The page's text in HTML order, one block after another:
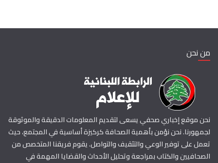
من نحن
نحن موقع إخباري صحفي يسعى لتقديم المعلومات الدقيقة والموثوقة
لجمهورنا. نحن نؤمن بأهمية الصحافة كركيزة أساسية في المجتمع، حيث
تعمل على توفير الوعي والتثقيف والتواصل. يقوم فريقنا المتخصص من
الصحافيين والكتاب بمراجعة وتحليل الأحداث والقضايا المهمة في